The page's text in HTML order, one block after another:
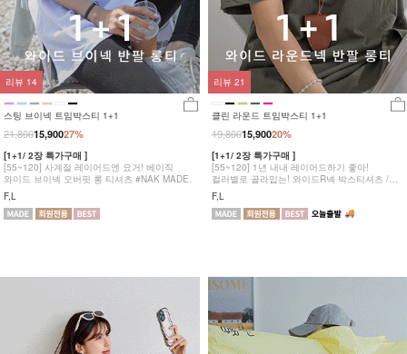
스팅 브이넥 트임박스티 1+1
27%
21,80015,900
[1+1/ 2장 특가구매 ]
[55~120] 사계절 레이어드엔 요거! 베이직
와이드 브이넥 오버핏 롱 티셔츠 #NAK MADE.
F,L
리뷰 14
클린 라운드 트임박스티 1+1
20%
19,80015,900
[1+1/ 2장 특가구매 ]
[55~120] 1년 내내 레이어드하기 좋아!
컬러별로 골라입는! 와이드R넥 박스티셔츠 /
롱티셔츠 #NAK MADE.
F,L
리뷰 21